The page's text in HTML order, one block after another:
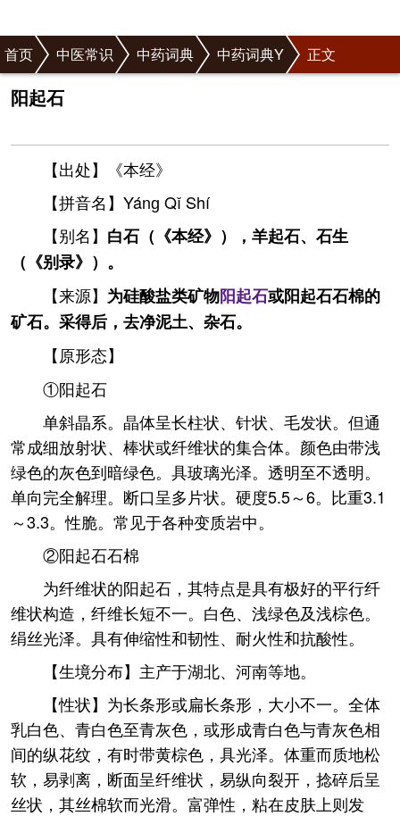
首页 中医常识 中药词典 中药词典Y 正文
阳起石
【出处】《本经》
【拼音名】Yánɡ Qǐ Shí
【别名】 白石（《本经》），羊起石、石生
（《别录》）。
【来源】 为硅酸盐类矿物阳起石或阳起石石棉的
矿石。采得后，去净泥土、杂石。
【原形态】
①阳起石
单斜晶系。晶体呈长柱状、针状、毛发状。但通
常成细放射状、棒状或纤维状的集合体。颜色由带浅
绿色的灰色到暗绿色。具玻璃光泽。透明至不透明。
单向完全解理。断口呈多片状。硬度5.5～6。比重3.1
～3.3。性脆。常见于各种变质岩中。
②阳起石石棉
为纤维状的阳起石，其特点是具有极好的平行纤
维状构造，纤维长短不一。白色、浅绿色及浅棕色。
绢丝光泽。具有伸缩性和韧性、耐火性和抗酸性。
【生境分布】主产于湖北、河南等地。
【性状】为长条形或扁长条形，大小不一。全体
乳白色、青白色至青灰色，或形成青白色与青灰色相
间的纵花纹，有时带黄棕色，具光泽。体重而质地松
软，易剥离，断面呈纤维状，易纵向裂开，捻碎后呈
丝状，其丝棉软而光滑。富弹性，粘在皮肤上则发